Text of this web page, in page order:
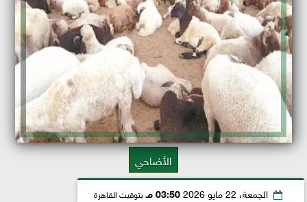
الأضاحي
الجمعة، 22 مايو 2026 03:50 مـ بتوقيت القاهرة